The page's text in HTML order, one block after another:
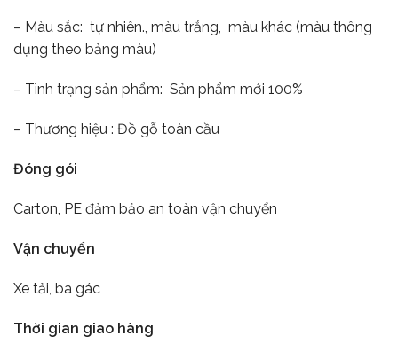
– Màu sắc: tự nhiên., màu trắng, màu khác (màu thông
dụng theo bảng màu)
– Tình trạng sản phẩm: Sản phẩm mới 100%
– Thương hiệu : Đồ gỗ toàn cầu
Đóng gói
Carton, PE đảm bảo an toàn vận chuyển
Vận chuyển
Xe tải, ba gác
Thời gian giao hàng